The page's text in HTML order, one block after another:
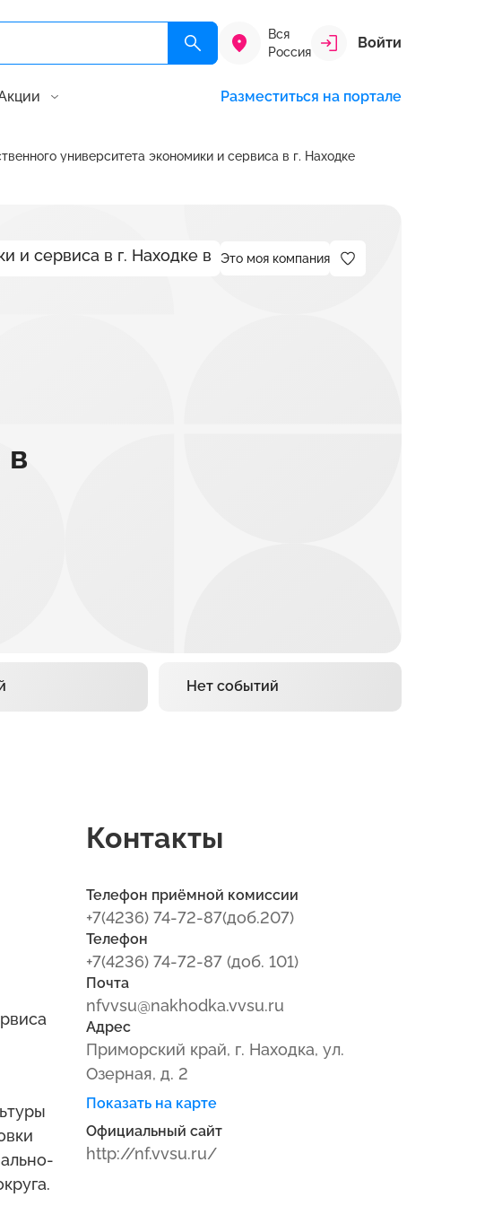
Вся
Россия
Войти
Разместиться на портале
университета экономики и сервиса в г. Находке
Это моя компания
в
Нет событий
Контакты
Телефон приёмной комиссии
+7(4236) 74-72-87(доб.207)
Телефон
+7(4236) 74-72-87 (доб. 101)
Почта
nfvvsu@nakhodka.vvsu.ru
Адрес
Приморский край, г. Находка, ул.
Озерная, д. 2
Показать на карте
Официальный сайт
http://nf.vvsu.ru/